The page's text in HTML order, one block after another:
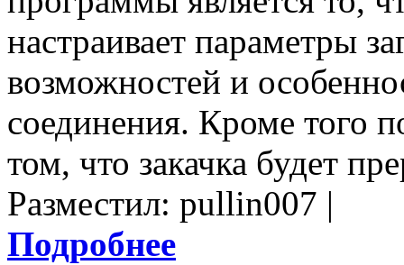
настраивает параметры
возможностей и
соединения. Кроме того
том, что закачка будет
Разместил: pullin007 |
Подробнее